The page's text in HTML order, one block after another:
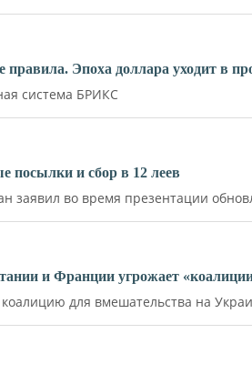
Эпоха доллара уходит в
система БРИКС
посылки и сбор в 12 леев
заявил во время презентации
и Франции угрожает
для вмешательства на